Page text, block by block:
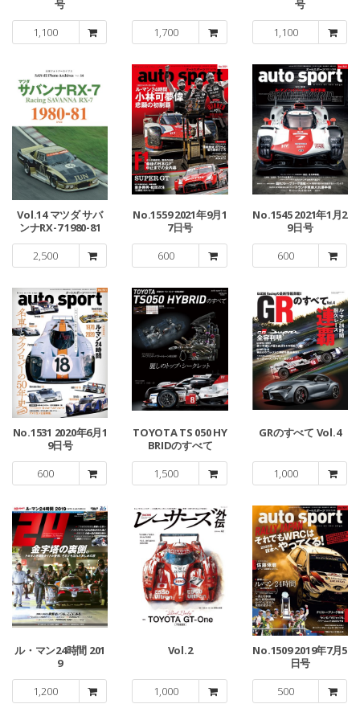
号
1,100
1,700
号
1,100
Vol.14 マツダ サバ
ンナRX-7 1980-81
2,500
No.1559 2021年9月1
7日号
600
No.1545 2021年1月2
9日号
600
No.1531 2020年6月1
9日号
600
TOYOTA TS 050 HY
BRIDのすべて
1,500
GRのすべて Vol.4
1,000
ル・マン24時間 201
9
1,200
Vol.2
1,000
No.1509 2019年7月5
日号
500